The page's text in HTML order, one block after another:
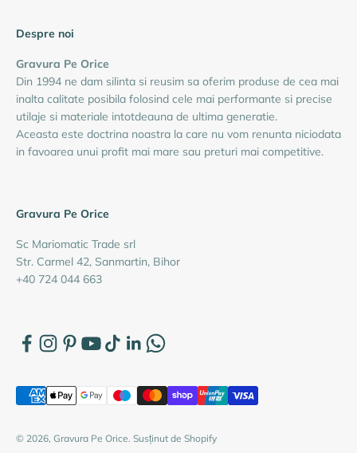
Despre noi
Gravura Pe Orice
Din 1994 ne dam silinta si reusim sa oferim produse de cea mai
inalta calitate posibila folosind cele mai performante si precise
utilaje si materiale intotdeauna de ultima generatie.
Aceasta este doctrina noastra la care nu vom renunta niciodata
in favoarea unui profit mai mare sau preturi mai competitive.
Gravura Pe Orice
Sc Mariomatic Trade srl
Str. Carmel 42, Sanmartin, Bihor
+40 724 044 663
© 2026, Gravura Pe Orice. Susținut de Shopify